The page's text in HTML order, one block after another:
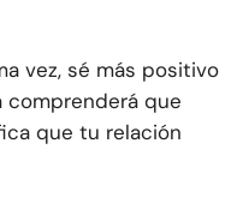
vez, sé más positivo
comprenderá que
que tu relación